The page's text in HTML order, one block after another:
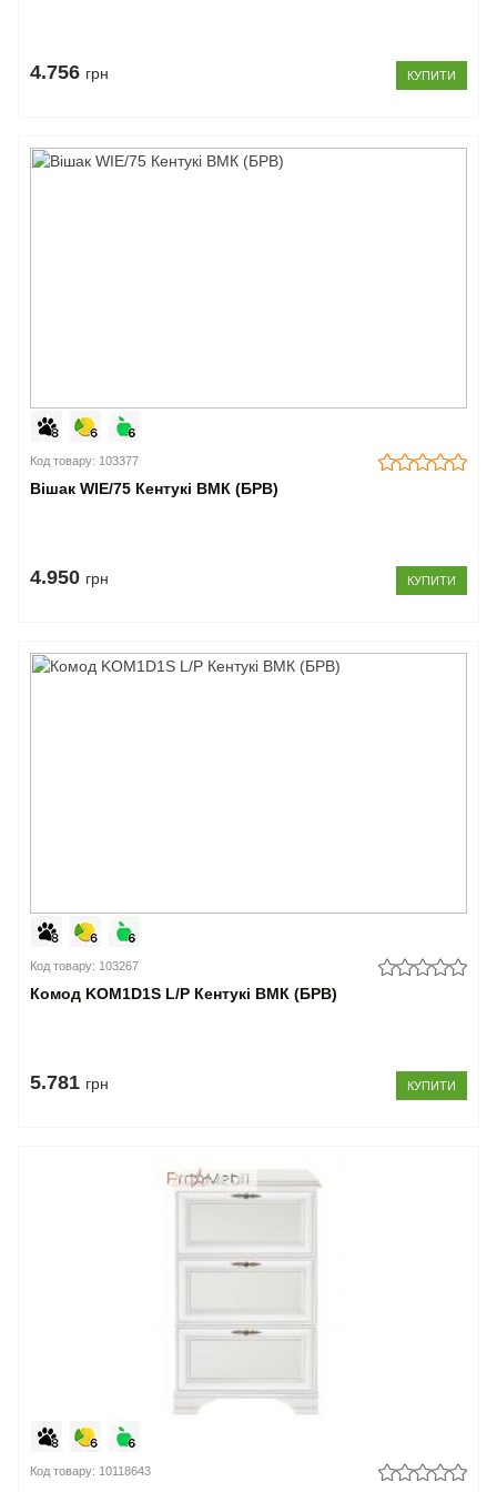
4.756 грн КУПИТИ
Код товару: 103377
Вішак WIE/75 Кентукі ВМК (БРВ)
4.950 грн КУПИТИ
Код товару: 103267
Комод KOM1D1S L/P Кентукі ВМК (БРВ)
5.781 грн КУПИТИ
Код товару: 10118643